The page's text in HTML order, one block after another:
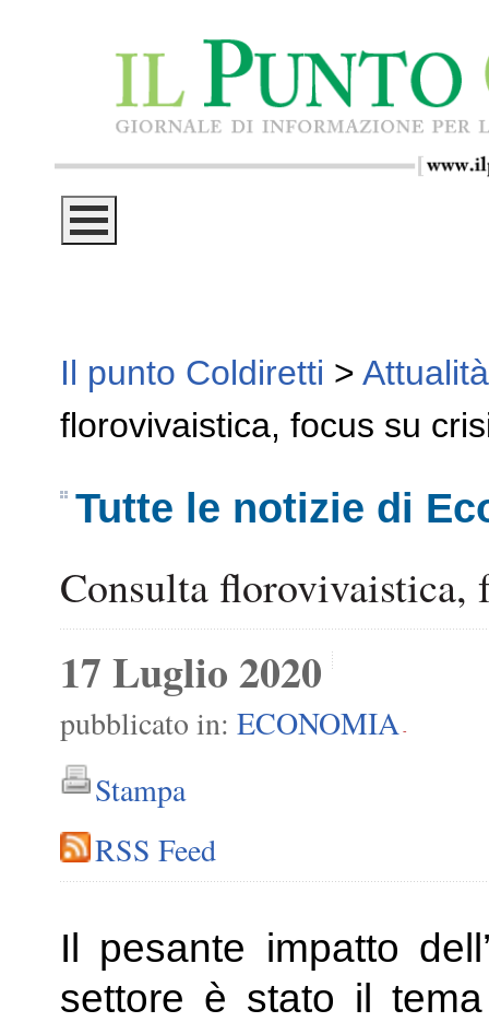
Il punto Coldiretti > Attualità
florovivaistica, focus su
Tutte le notizie di
Consulta florovivaistica,
17 Luglio 2020
pubblicato in: ECONOMIA -
Stampa
RSS Feed
Il pesante impatto
settore è stato il